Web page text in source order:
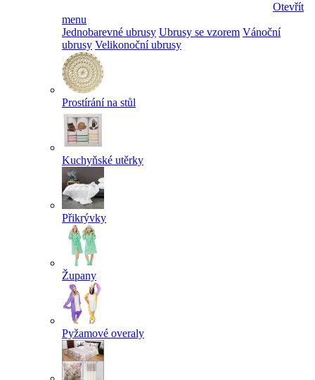
Otevřít
menu
Jednobarevné ubrusy Ubrusy se vzorem Vánoční
ubrusy Velikonoční ubrusy
Prostírání na stůl
Kuchyňské utěrky
Přikrývky
Župany
Pyžamové overaly